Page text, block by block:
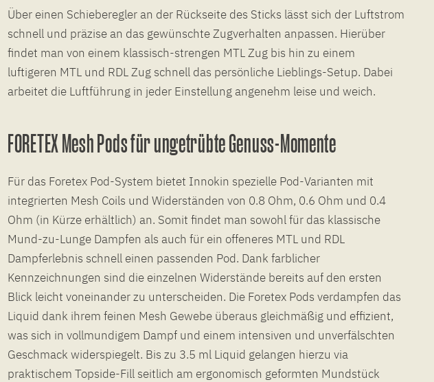
Über einen Schieberegler an der Rückseite des Sticks lässt sich der Luftstrom
schnell und präzise an das gewünschte Zugverhalten anpassen. Hierüber
findet man von einem klassisch-strengen MTL Zug bis hin zu einem
luftigeren MTL und RDL Zug schnell das persönliche Lieblings-Setup. Dabei
arbeitet die Luftführung in jeder Einstellung angenehm leise und weich.
FORETEX Mesh Pods für ungetrübte Genuss-Momente
Für das Foretex Pod-System bietet Innokin spezielle Pod-Varianten mit
integrierten Mesh Coils und Widerständen von 0.8 Ohm, 0.6 Ohm und 0.4
Ohm (in Kürze erhältlich) an. Somit findet man sowohl für das klassische
Mund-zu-Lunge Dampfen als auch für ein offeneres MTL und RDL
Dampferlebnis schnell einen passenden Pod. Dank farblicher
Kennzeichnungen sind die einzelnen Widerstände bereits auf den ersten
Blick leicht voneinander zu unterscheiden. Die Foretex Pods verdampfen das
Liquid dank ihrem feinen Mesh Gewebe überaus gleichmäßig und effizient,
was sich in vollmundigem Dampf und einem intensiven und unverfälschten
Geschmack widerspiegelt. Bis zu 3.5 ml Liquid gelangen hierzu via
praktischem Topside-Fill seitlich am ergonomisch geformten Mundstück